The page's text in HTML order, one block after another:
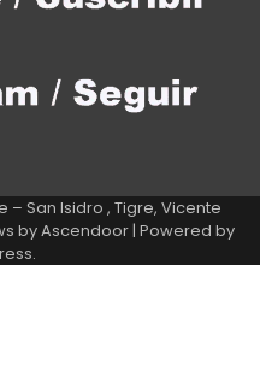
– San Isidro , Tigre, Vicente
byAscendoor| Powered by
.